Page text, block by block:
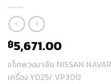
฿5,671.00
แร็คพวงมาลัย NISSAN
เครื่อง YD25/ VP300